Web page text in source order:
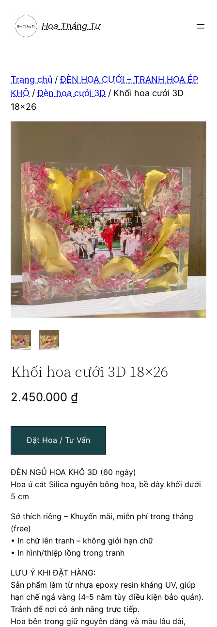
phần
Hoa Tháng Tư
Trang chủ /ĐÈN HOA CƯỚI – TRANH HOA ÉP
KHÔ /Đèn hoa cưới 3D / Khối hoa cưới 3D
18×26
Khối hoa cưới 3D 18×26
2.450.000 ₫
Đặt Hoa / Tư Vấn
ĐÈN NGỦ HOA KHÔ 3D (60 ngày)
Hoa ủ cát Silica nguyên bông hoa, bề dày khối dưới
5 cm
Sở thích riêng – Khuyến mãi, miễn phí trong tháng
(free)
• In chữ lên tranh – không giới hạn chữ
• In hình/thiệp lồng trong tranh
LƯU Ý KHI ĐẶT HÀNG:
Sản phẩm làm từ nhựa epoxy resin kháng UV, giúp
hạn chế ngả vàng (4-5 năm tùy điều kiện bảo quản).
Tránh để nơi có ánh nắng trực tiếp.
Hoa bên trong giữ nguyên dáng và màu lâu dài,